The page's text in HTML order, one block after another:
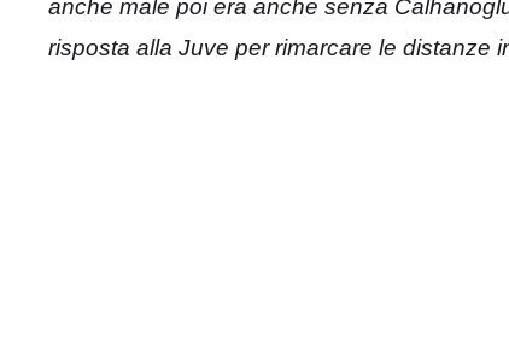
anche male poi era anche senza
risposta alla Juve per rimarcare le distanze